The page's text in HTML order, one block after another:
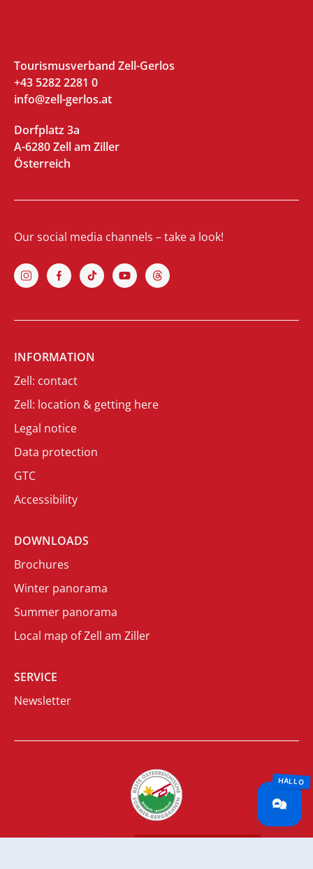
Tourismusverband Zell-Gerlos
+43 5282 2281 0
info@zell-gerlos.at
Dorfplatz 3a
A-6280 Zell am Ziller
Österreich
Our social media channels – take a look!
INFORMATION
Zell: contact
Zell: location & getting here
Legal notice
Data protection
GTC
Accessibility
DOWNLOADS
Brochures
Winter panorama
Summer panorama
Local map of Zell am Ziller
SERVICE
Newsletter